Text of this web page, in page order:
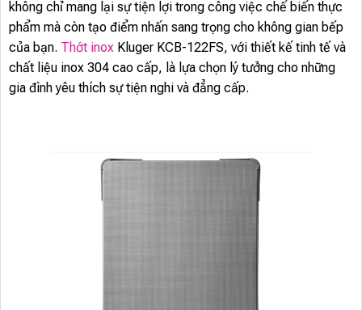
không chỉ mang lại sự tiện lợi trong công việc chế biến thực
phẩm mà còn tạo điểm nhấn sang trọng cho không gian bếp
của bạn. Thớt inox Kluger KCB-122FS, với thiết kế tinh tế và
chất liệu inox 304 cao cấp, là lựa chọn lý tưởng cho những
gia đình yêu thích sự tiện nghi và đẳng cấp.